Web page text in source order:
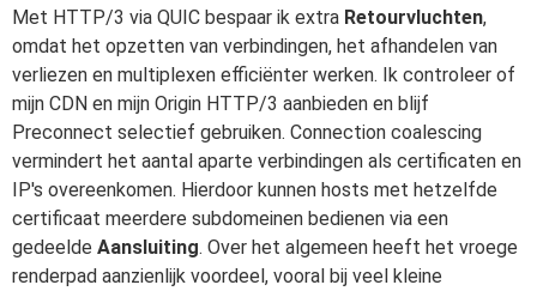
Met HTTP/3 via QUIC bespaar ik extra Retourvluchten,
omdat het opzetten van verbindingen, het afhandelen van
verliezen en multiplexen efficiënter werken. Ik controleer of
mijn CDN en mijn Origin HTTP/3 aanbieden en blijf
Preconnect selectief gebruiken. Connection coalescing
vermindert het aantal aparte verbindingen als certificaten en
IP's overeenkomen. Hierdoor kunnen hosts met hetzelfde
certificaat meerdere subdomeinen bedienen via een
gedeelde Aansluiting. Over het algemeen heeft het vroege
renderpad aanzienlijk voordeel, vooral bij veel kleine